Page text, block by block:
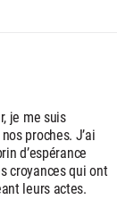
je me suis
proches. J’ai
d’espérance
croyances qui ont
leurs actes.